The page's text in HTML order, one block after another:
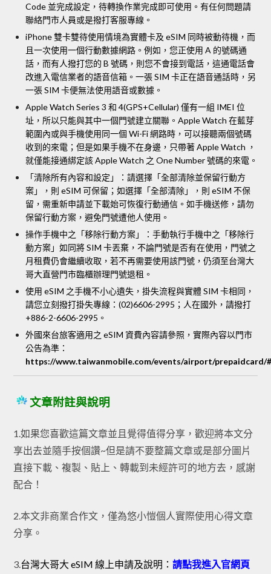
Code 並完成設定，待轉換作業完成即可使用。有任何問題請
聯絡門市人員或是撥打客服專線。
iPhone 雙卡雙待使用情境為實體卡及 eSIM 同時被動待機，而
且一次使用一個行動數據網路。例如，您正使用 A 的號碼通
話，而有人撥打您的 B 號碼，則您不會接到電話，這通電話會
改進入電信業者的語音信箱。一張 SIM 卡正在語音通話時，另
一張 SIM 卡便無法使用語音或數據。
Apple Watch Series 3 和 4(GPS+Cellular) 僅有一組 IMEI 位
址，所以只能與其中一個門號建立關聯。Apple Watch 在藍芽
範圍內或與手機使用同一個 Wi-Fi 網路時，可以接聽兩個號碼
收到的來電；但是如果手機不在身邊，只帶著 Apple Watch ，
就僅能接通綁定該 Apple Watch 之 One Number 號碼的來電。
「清除所有內容和設定」：請選擇「全部清除並保留行動方
案」，則 eSIM 可保留；如選擇「全部清除」，則 eSIM 不保
留，需重新申請並下載始可恢復行動通信。如手機送修，請勿
保留行動方案，避免門號遭他人使用。
操作手機中之「移除行動方案」：手動執行手機中之「移除行
動方案」如同將 SIM 卡丟棄，不論門號是否有在使用，門號之
月租費仍會繼續收取，若不再需要使用該門號，仍須至台灣大
哥大直營門市臨櫃辦理門號退租。
使用 eSIM 之手機不小心遺失，掛失流程與實體 SIM 卡相同，
請您立刻撥打掛失專線：(02)6606-2995；人在國外，請撥打
+886-2-6606-2995。
外國來台旅客適用之 eSIM 資費內容請參照，實際內容以門市
公告為準：
https://www.taiwanmobile.com/events/airport/prepaidcard/
文章附註與說明
1.如果您喜歡這篇文章並且覺得值得分享，歡迎將本文分
享出去並隨手按個讚~但是請不要整篇文章或是部分圖片
直接下載、複製、貼上、轉載到未經許可的地方去，感謝
配合！
2.本文非商業合作文，僅為悠小愷個人實際使用心得文章
分享。
3.台灣大哥大 eSIM 線上申請及說明： 請點我進入官網頁